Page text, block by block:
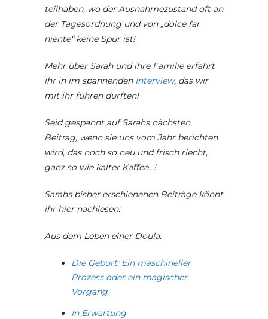
teilhaben, wo der Ausnahmezustand oft an
der Tagesordnung und von „dolce far
niente“ keine Spur ist!
Mehr über Sarah und ihre Familie erfährt
ihr in im spannenden Interview, das wir
mit ihr führen durften!
Seid gespannt auf Sarahs nächsten
Beitrag, wenn sie uns vom Jahr berichten
wird, das noch so neu und frisch riecht,
ganz so wie kalter Kaffee…!
Sarahs bisher erschienenen Beiträge könnt
ihr hier nachlesen:
Aus dem Leben einer Doula:
Die Geburt: Ein maschineller
Prozess oder ein magischer
Vorgang
In Erwartung